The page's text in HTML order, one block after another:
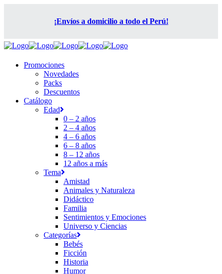
¡Envíos a domicilio a todo el Perú!
Promociones
Novedades
Packs
Descuentos
Catálogo
Edad
0 – 2 años
2 – 4 años
4 – 6 años
6 – 8 años
8 – 12 años
12 años a más
Tema
Amistad
Animales y Naturaleza
Didáctico
Familia
Sentimientos y Emociones
Universo y Ciencias
Categorías
Bebés
Ficción
Historia
Humor